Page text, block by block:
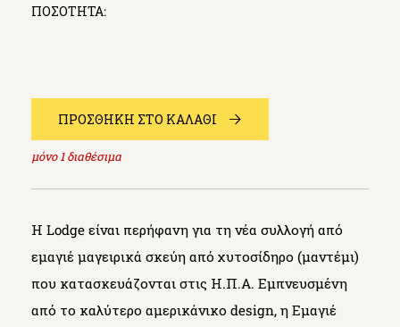
ΠΟΣΟΤΗΤΑ:
ΠΡΟΣΘΗΚΗ ΣΤΟ ΚΑΛΑΘΙ
μόνο1διαθέσιμα
Η Lodge είναι περήφανη για τη νέα συλλογή από
εμαγιέ μαγειρικά σκεύη από χυτοσίδηρο (μαντέμι)
που κατασκευάζονται στις Η.Π.Α. Εμπνευσμένη
από το καλύτερο αμερικάνικο design, η Εμαγιέ